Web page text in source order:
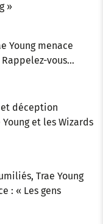
»
Young menace
Rappelez-vous…
et déception
et les Wizards
Trae Young
: « Les gens